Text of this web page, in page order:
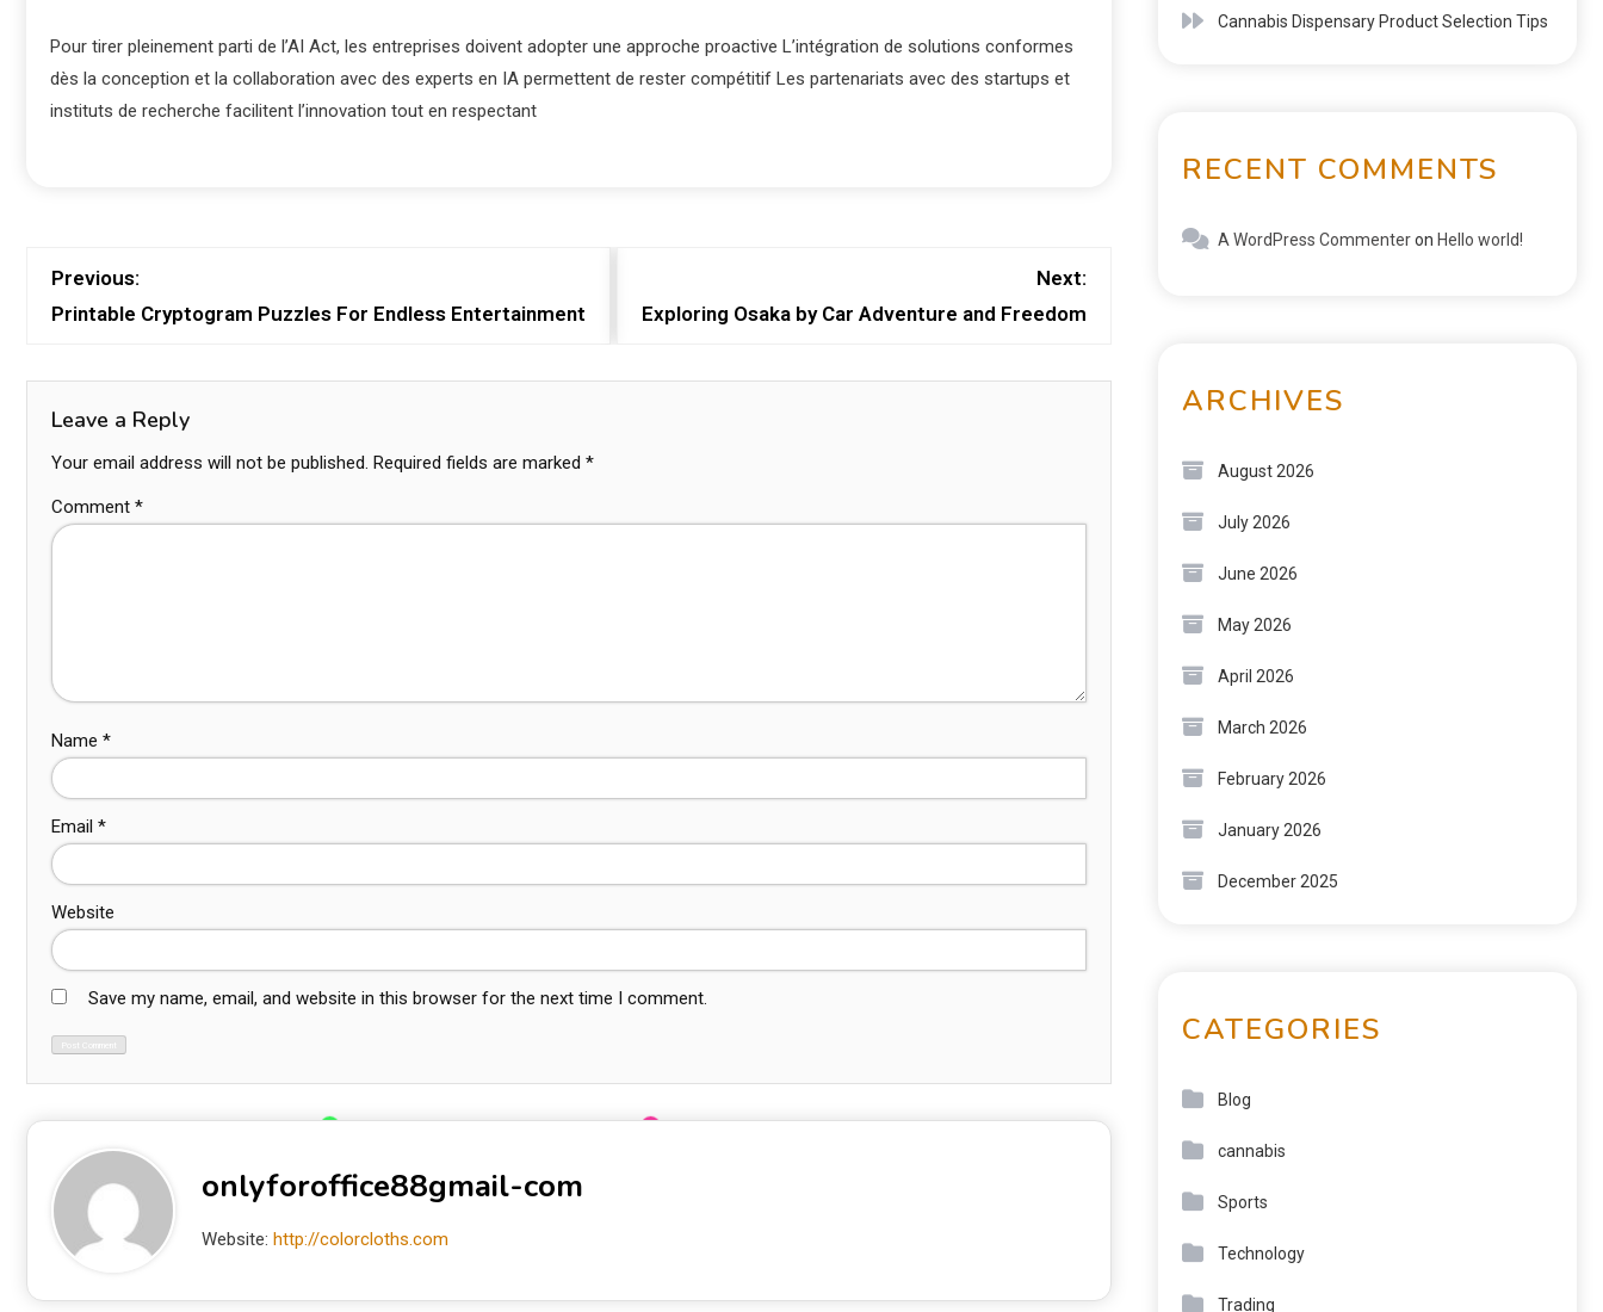
Pour tirer pleinement parti de l’AI Act, les entreprises doivent adopter une approche proactive L’intégration de solutions conformes
dès la conception et la collaboration avec des experts en IA permettent de rester compétitif Les partenariats avec des startups et
instituts de recherche facilitent l’innovation tout en respectant
Previous:
Printable Cryptogram Puzzles For Endless Entertainment
Next:
Exploring Osaka by Car Adventure and Freedom
Leave a Reply
Your email address will not be published. Required fields are marked *
Comment *
Name *
Email *
Website
Save my name, email, and website in this browser for the next time I comment.
onlyforoffice88gmail-com
Website: http://colorcloths.com
Cannabis Dispensary Product Selection Tips
RECENT COMMENTS
A WordPress Commenteron Hello world!
ARCHIVES
August 2026
July 2026
June 2026
May 2026
April 2026
March 2026
February 2026
January 2026
December 2025
CATEGORIES
Blog
cannabis
Sports
Technology
Trading